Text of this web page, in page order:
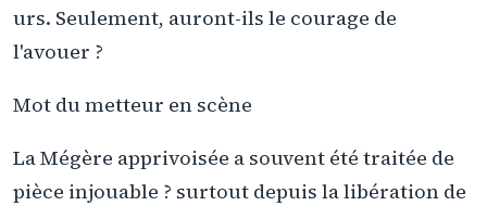
urs. Seulement, auront-ils le courage de
l'avouer ?
Mot du metteur en scène
La Mégère apprivoisée a souvent été traitée de
pièce injouable ? surtout depuis la libération de